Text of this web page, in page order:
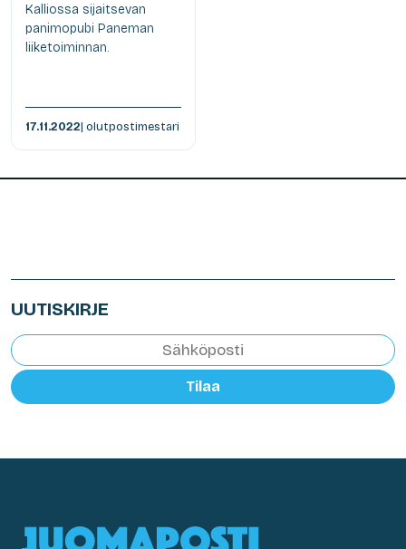
Kalliossa sijaitsevan
panimopubi Paneman
liiketoiminnan.
17.11.2022| olutpostimestari
UUTISKIRJE
Tilaa